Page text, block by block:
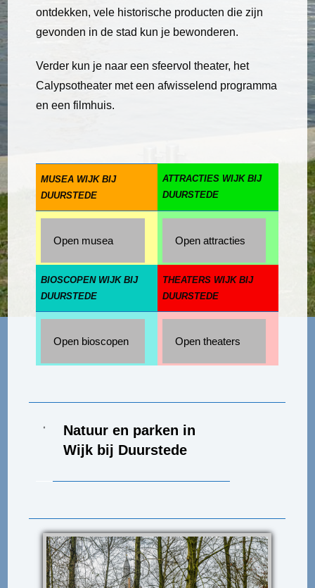
ontdekken, vele historische producten die zijn
gevonden in de stad kun je bewonderen.
Verder kun je naar een sfeervol theater, het
Calypsotheater met een afwisselend programma
en een filmhuis.
MUSEA WIJK BIJ
DUURSTEDE
ATTRACTIES WIJK BIJ
DUURSTEDE
Open musea Open attracties
BIOSCOPEN WIJK BIJ
DUURSTEDE
THEATERS WIJK BIJ
DUURSTEDE
Open bioscopen Open theaters
Natuur en parken in
Wijk bij Duurstede